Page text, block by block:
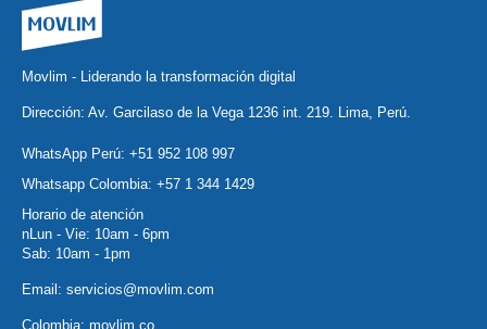
Movlim - Liderando la transformación digital
Dirección: Av. Garcilaso de la Vega 1236 int. 219. Lima, Perú.
WhatsApp Perú: +51 952 108 997
Whatsapp Colombia: +57 1 344 1429
Horario de atención
nLun - Vie: 10am - 6pm
Sab: 10am - 1pm
Email: servicios@movlim.com
Colombia: movlim.co